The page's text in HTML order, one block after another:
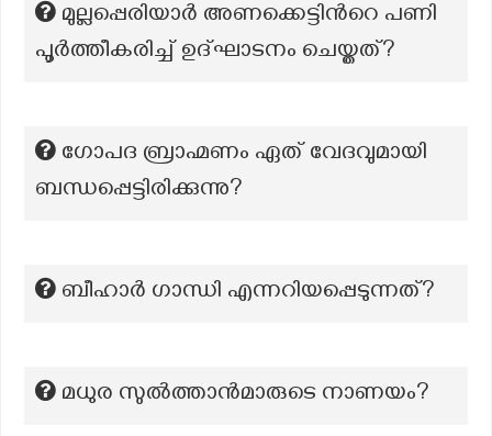
മുല്ലപ്പെരിയാര്‍ അണക്കെട്ടിന്‍റെ പണി
പൂര്‍ത്തീകരിച്ച് ഉദ്ഘാടനം ചെയ്തത്?
ഗോപദ ബ്രാഹ്മണം ഏത് വേദവുമായി
ബന്ധപ്പെട്ടിരിക്കുന്നു?
ബീഹാർ ഗാന്ധി എന്നറിയപ്പെടുന്നത്?
മധുര സുൽത്താൻമാരുടെ നാണയം?